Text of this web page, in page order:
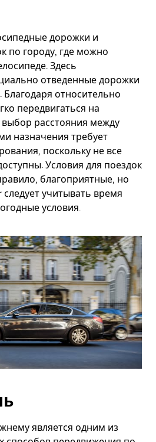
дорожки и
по городу, где можно
Здесь
отведенные дорожки
Благодаря относительно
передвигаться на
расстояния между
назначения требует
поскольку не все
Условия для поездок
благоприятные, но
учитывать время
условия.
является одним из